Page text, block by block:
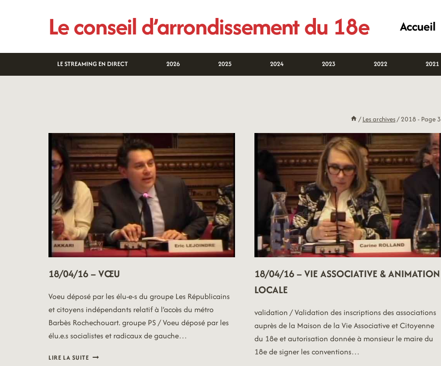
Le conseil d’arrondissement du 18e Accueil
LE STREAMING EN DIRECT 2026 2025 2024 2023 2022 2021
/ Les archives/ 2018 - Page 3
18/04/16 – VŒU
Voeu déposé par les élu-e-s du groupe Les Républicains
et citoyens indépendants relatif à l’accès du métro
Barbès Rochechouart. groupe PS / Voeu déposé par les
élu.e.s socialistes et radicaux de gauche…
LIRE LA SUITE18/04/16
18/04/16 – VIE ASSOCIATIVE & ANIMATION
LOCALE
validation / Validation des inscriptions des associations
auprès de la Maison de la Vie Associative et Citoyenne
du 18e et autorisation donnée à monsieur le maire du
18e de signer les conventions…